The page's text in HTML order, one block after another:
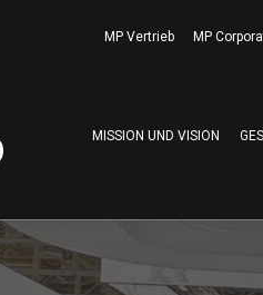
MP Vertrieb MP
MISSION UND VISION